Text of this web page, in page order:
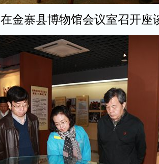
在金寨县博物馆会议室召开座